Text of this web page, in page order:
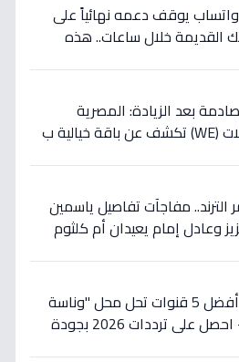
يوقف دعمه نهائياً على
القديمة خلال ساعات.. هذه
بعد الزيادة: المصرية
للاتصالات (WE) تكشف عن باقة خيالية ب
الترند.. مفاجآت تفاصيل ياسمين
وعادل إمام يعيدان أم كلثوم
عاجل: أفضل 5 قنوات تحل محل "وناسة
بيبي" - احصل على ترددات 2026 بجودة